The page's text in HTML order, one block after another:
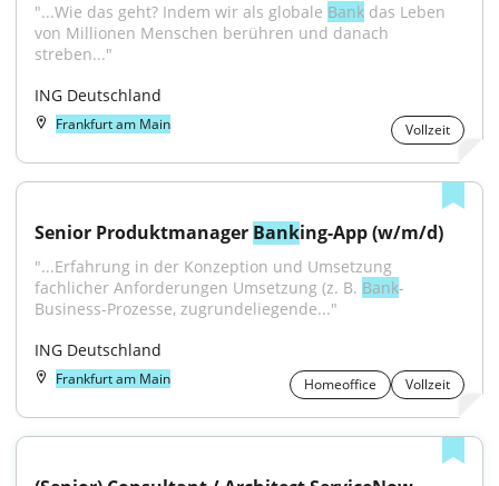
"...Wie das geht? Indem wir als globale Bank das Leben
von Millionen Menschen berühren und danach
streben..."
ING Deutschland
Frankfurt am Main Vollzeit
Senior Produktmanager Banking-App (w/m/d)
"...Erfahrung in der Konzeption und Umsetzung
fachlicher Anforderungen Umsetzung (z. B. Bank-
Business-Prozesse, zugrundeliegende..."
ING Deutschland
Frankfurt am Main Homeoffice Vollzeit